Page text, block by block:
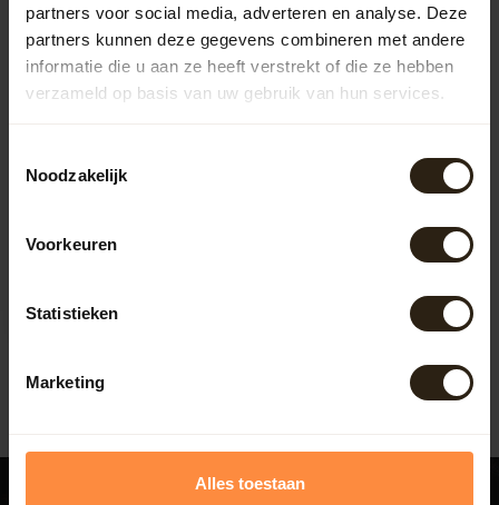
partners voor social media, adverteren en analyse. Deze
partners kunnen deze gegevens combineren met andere
informatie die u aan ze heeft verstrekt of die ze hebben
verzameld op basis van uw gebruik van hun services.
Noodzakelijk
Voorkeuren
Statistieken
Marketing
Alles toestaan
Barrel Atelier Whisky
Dit unieke tafeltje is gemaakt